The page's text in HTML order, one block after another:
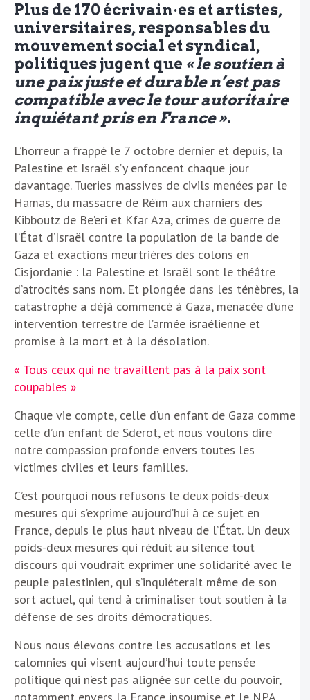
Plus de 170 écrivain·es et artistes,
universitaires, responsables du
mouvement social et syndical,
politiques jugent que « le soutien à
une paix juste et durable n’est pas
compatible avec le tour autoritaire
inquiétant pris en France ».
L’horreur a frappé le 7 octobre dernier et depuis, la
Palestine et Israël s’y enfoncent chaque jour
davantage. Tueries massives de civils menées par le
Hamas, du massacre de Réïm aux charniers des
Kibboutz de Be’eri et Kfar Aza, crimes de guerre de
l’État d’Israël contre la population de la bande de
Gaza et exactions meurtrières des colons en
Cisjordanie : la Palestine et Israël sont le théâtre
d’atrocités sans nom. Et plongée dans les ténèbres, la
catastrophe a déjà commencé à Gaza, menacée d’une
intervention terrestre de l’armée israélienne et
promise à la mort et à la désolation.
« Tous ceux qui ne travaillent pas à la paix sont
coupables »
Chaque vie compte, celle d’un enfant de Gaza comme
celle d’un enfant de Sderot, et nous voulons dire
notre compassion profonde envers toutes les
victimes civiles et leurs familles.
C’est pourquoi nous refusons le deux poids-deux
mesures qui s’exprime aujourd’hui à ce sujet en
France, depuis le plus haut niveau de l’État. Un deux
poids-deux mesures qui réduit au silence tout
discours qui voudrait exprimer une solidarité avec le
peuple palestinien, qui s’inquiéterait même de son
sort actuel, qui tend à criminaliser tout soutien à la
défense de ses droits démocratiques.
Nous nous élevons contre les accusations et les
calomnies qui visent aujourd’hui toute pensée
politique qui n’est pas alignée sur celle du pouvoir,